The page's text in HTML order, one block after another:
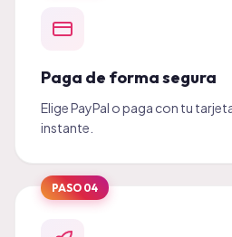
Paga de forma segura
Elige PayPal o paga con tu
instante.
PASO 04